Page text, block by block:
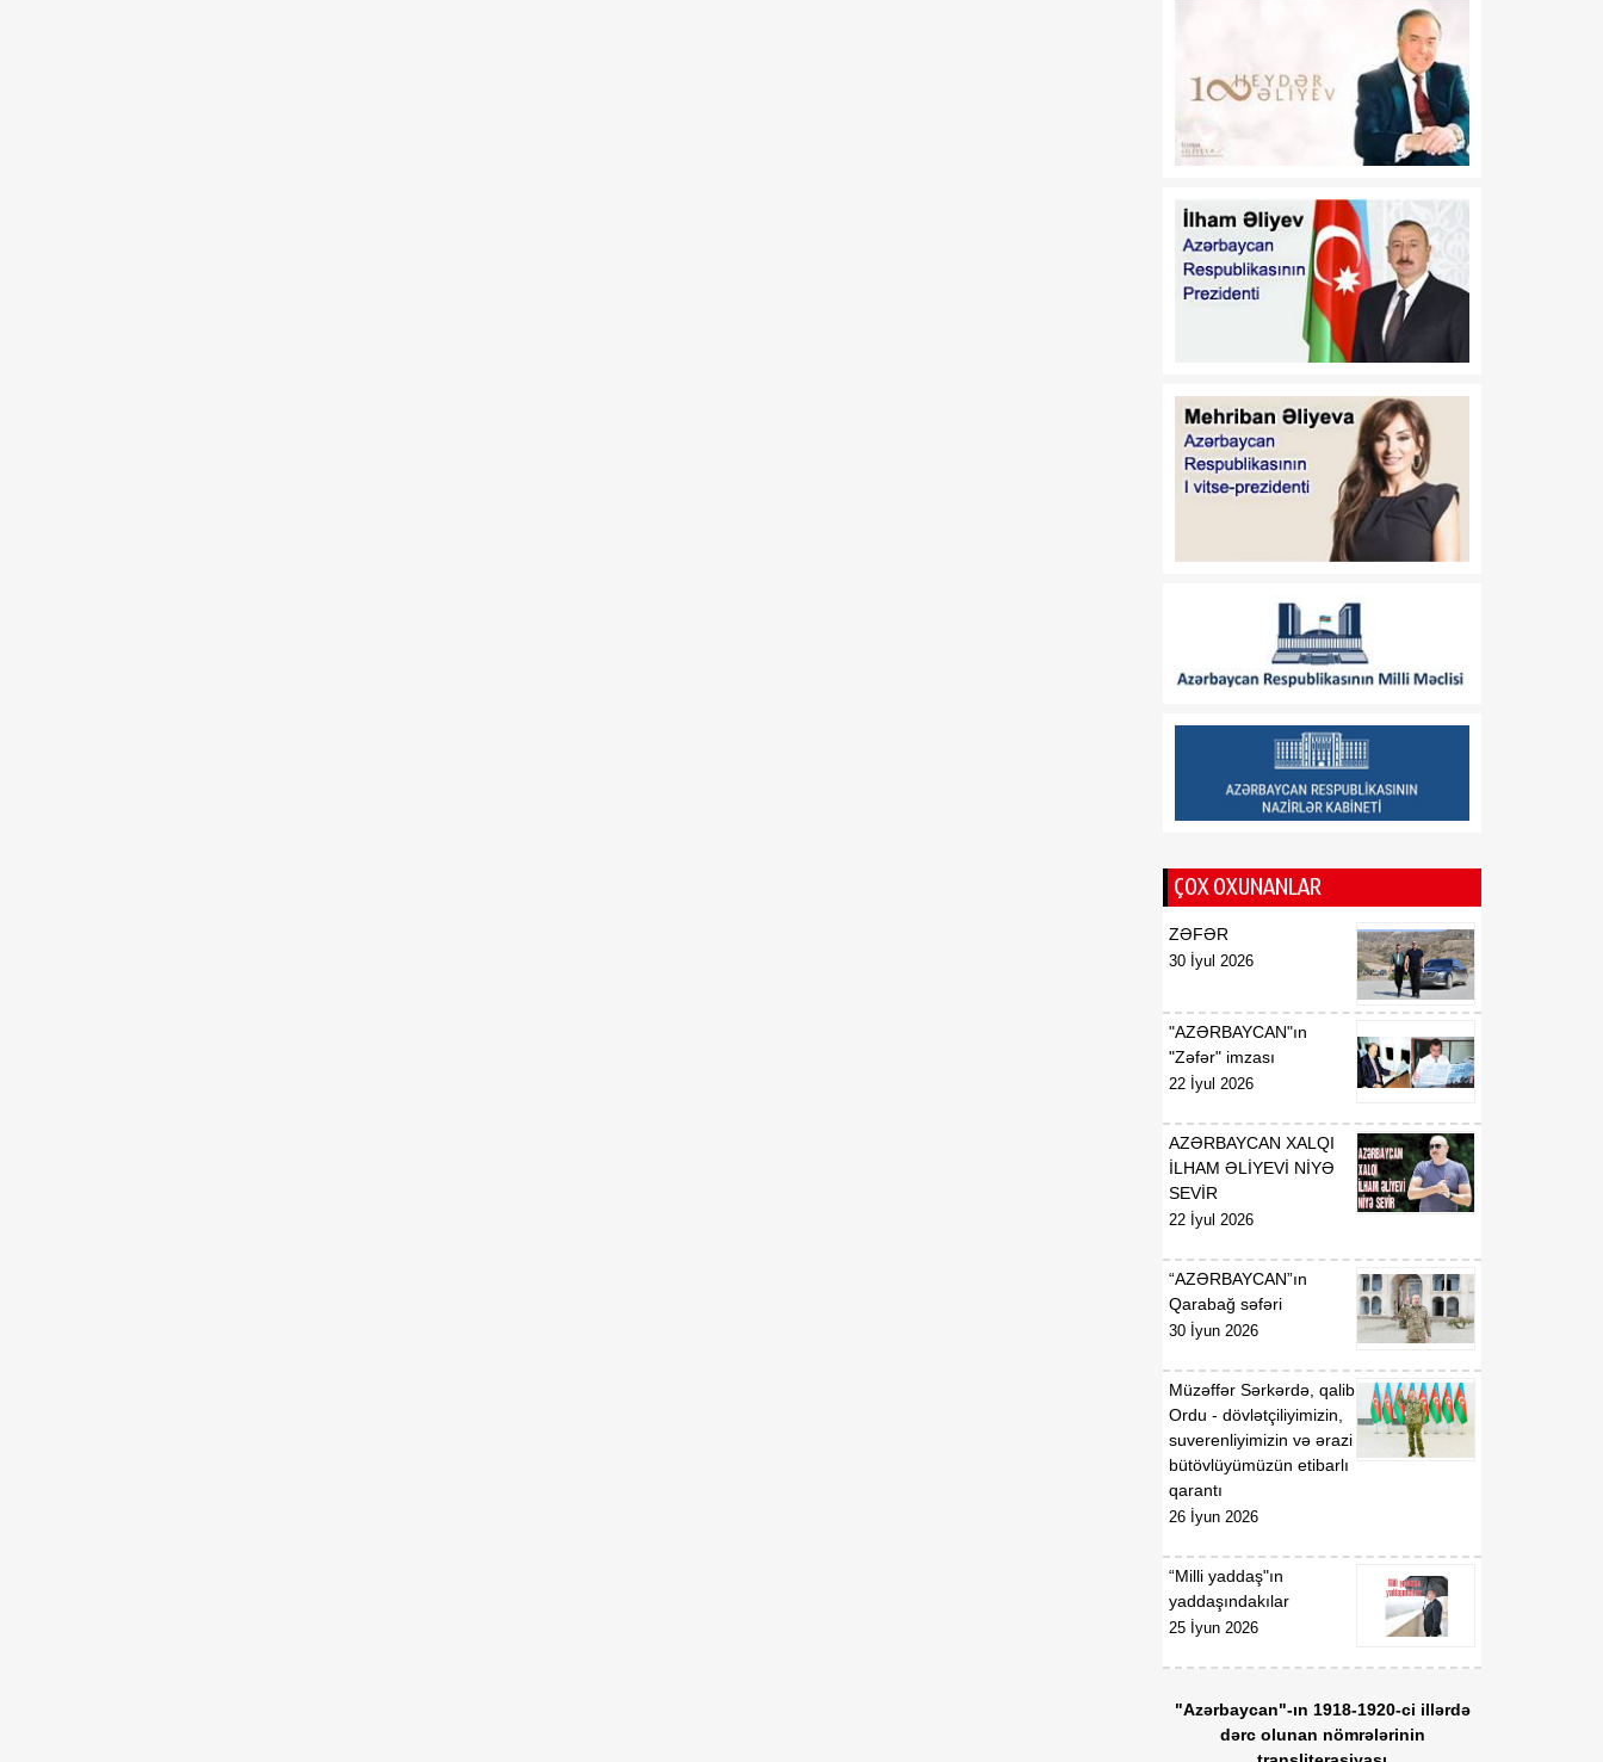
Zelenski: Ukrayna ordusu
çəkilməyəcək
10:52
09 Avqust
Hakan Fidan: Türkiyə
Azərbaycan və
Ermənistan arasında
davamlı sülhün əldə
edilməsi səylərini
22:44
08 Avqust
yeni körpü: Azərbaycanın
Perudakı strateji
sərmayəsi
08 Avqust
Texniki Universiteti birgə
22:00
08 Avqust
Paytaxtın Yasamal
rayonunda keçirilən
ödənişsiz skrinninq
qadın müayinə olunub
ÇOX OXUNANLAR
ZƏFƏR
30 İyul 2026
"AZƏRBAYCAN"ın
"Zəfər" imzası
22 İyul 2026
AZƏRBAYCAN XALQI
İLHAM ƏLİYEVİ NİYƏ
SEVİR
22 İyul 2026
“AZƏRBAYCAN”ın
Qarabağ səfəri
30 İyun 2026
Müzəffər Sərkərdə, qalib
Ordu - dövlətçiliyimizin,
suverenliyimizin və ərazi
bütövlüyümüzün etibarlı
qarantı
26 İyun 2026
“Milli yaddaş"ın
yaddaşındakılar
25 İyun 2026
"Azərbaycan"-ın 1918-1920-ci illərdə
dərc olunan nömrələrinin